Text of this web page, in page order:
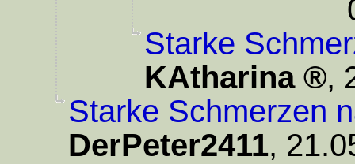
Starke
KAtharina
,
Starke Schmerzen
DerPeter2411,